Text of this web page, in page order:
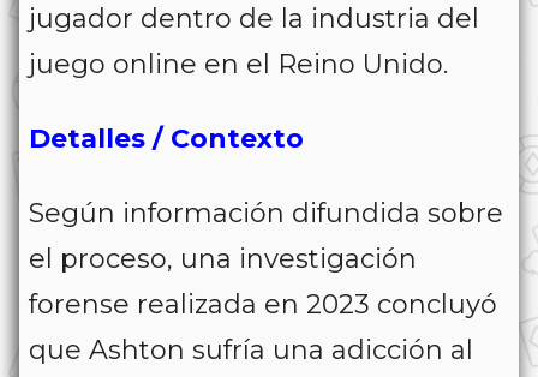
jugador dentro de la industria del
juego online en el Reino Unido.
Detalles / Contexto
Según información difundida sobre
el proceso, una investigación
forense realizada en 2023 concluyó
que Ashton sufría una adicción al